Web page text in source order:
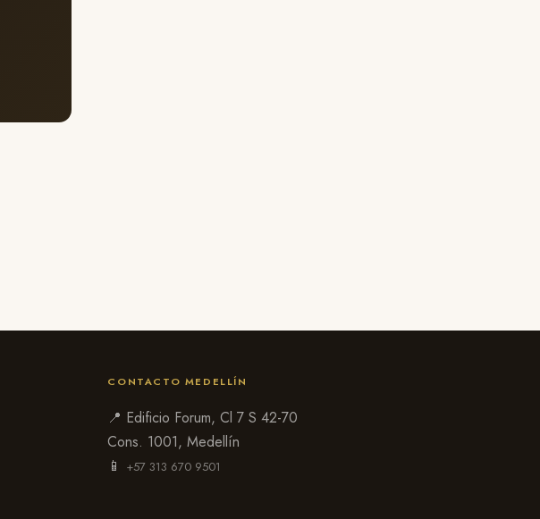
CONTACTO MEDELLÍN
📍 Edificio Forum, Cl 7 S 42-70
Cons. 1001, Medellín
📱
+57 313 670 9501